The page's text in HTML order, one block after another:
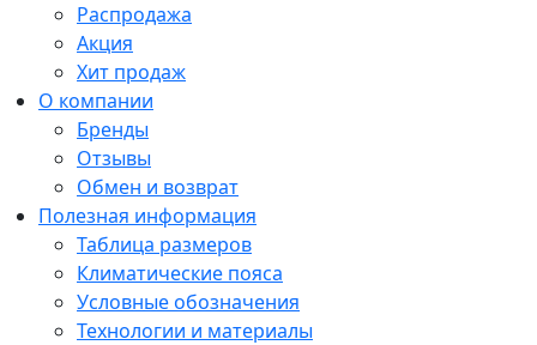
Распродажа
Акция
Хит продаж
О компании
Бренды
Отзывы
Обмен и возврат
Полезная информация
Таблица размеров
Климатические пояса
Условные обозначения
Технологии и материалы